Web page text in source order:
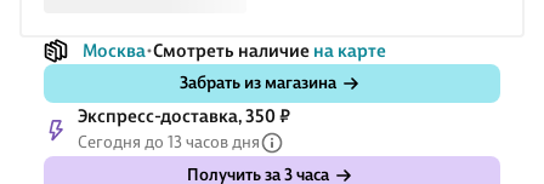
Москва Смотреть наличие на карте
Забрать из магазина
Экспресс-доставка, 350 ₽
Сегодня до 13 часов дня
Получить за 3 часа